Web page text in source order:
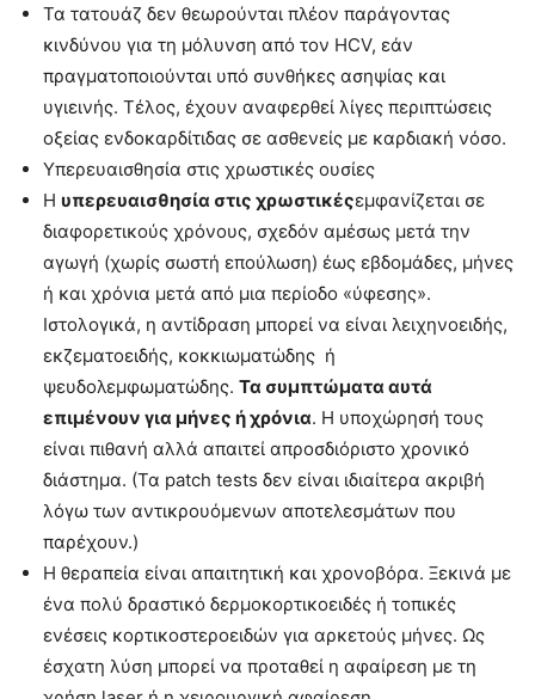
Τα τατουάζ δεν θεωρούνται πλέον παράγοντας
κινδύνου για τη μόλυνση από τον HCV, εάν
πραγματοποιούνται υπό συνθήκες ασηψίας και
υγιεινής. Τέλος, έχουν αναφερθεί λίγες περιπτώσεις
οξείας ενδοκαρδίτιδας σε ασθενείς με καρδιακή νόσο.
Υπερευαισθησία στις χρωστικές ουσίες
Η υπερευαισθησία στις χρωστικέςεμφανίζεται σε
διαφορετικούς χρόνους, σχεδόν αμέσως μετά την
αγωγή (χωρίς σωστή επούλωση) έως εβδομάδες, μήνες
ή και χρόνια μετά από μια περίοδο «ύφεσης».
Ιστολογικά, η αντίδραση μπορεί να είναι λειχηνοειδής,
εκζεματοειδής, κοκκιωματώδης ή
ψευδολεμφωματώδης. Τα συμπτώματα αυτά
επιμένουν για μήνες ή χρόνια. Η υποχώρησή τους
είναι πιθανή αλλά απαιτεί απροσδιόριστο χρονικό
διάστημα. (Τα patch tests δεν είναι ιδιαίτερα ακριβή
λόγω των αντικρουόμενων αποτελεσμάτων που
παρέχουν.)
Η θεραπεία είναι απαιτητική και χρονοβόρα. Ξεκινά με
ένα πολύ δραστικό δερμοκορτικοειδές ή τοπικές
ενέσεις κορτικοστεροειδών για αρκετούς μήνες. Ως
έσχατη λύση μπορεί να προταθεί η αφαίρεση με τη